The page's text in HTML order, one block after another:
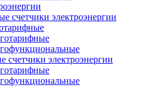
счетчики электроэнергии
счетчики электроэнергии